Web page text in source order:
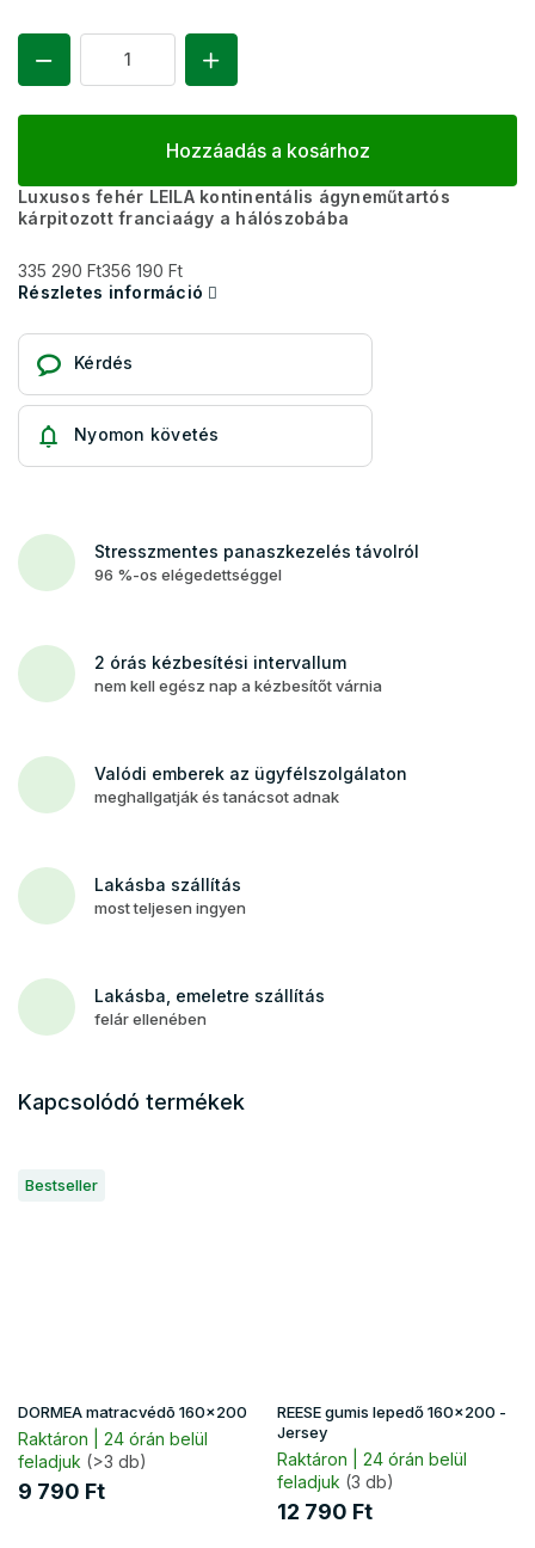
Hozzáadás a kosárhoz
Luxusos fehér LEILA kontinentális ágyneműtartós
kárpitozott franciaágy a hálószobába
335 290 Ft356 190 Ft
Részletes információ
Kérdés
Nyomon követés
Stresszmentes panaszkezelés távolról
96 %-os elégedettséggel
2 órás kézbesítési intervallum
nem kell egész nap a kézbesítőt várnia
Valódi emberek az ügyfélszolgálaton
meghallgatják és tanácsot adnak
Lakásba szállítás
most teljesen ingyen
Lakásba, emeletre szállítás
felár ellenében
Kapcsolódó termékek
Bestseller
DORMEA matracvédõ 160x200
Raktáron | 24 órán belül
feladjuk (>3 db)
9 790 Ft
REESE gumis lepedő 160x200 -
Jersey
Raktáron | 24 órán belül
feladjuk (3 db)
12 790 Ft